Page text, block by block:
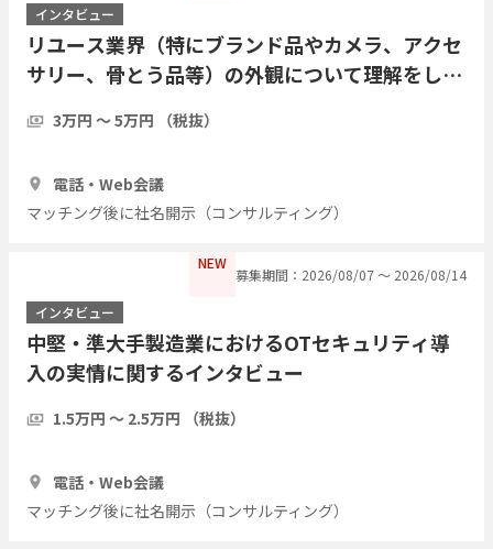
インタビュー
リユース業界（特にブランド品やカメラ、アクセ
サリー、骨とう品等）の外観について理解をした
3万円 〜 5万円 （税抜）
電話・Web会議
マッチング後に社名開示（コンサルティング）
NEW
募集期間：2026/08/07 〜 2026/08/14
インタビュー
中堅・準大手製造業におけるOTセキュリティ導
入の実情に関するインタビュー
1.5万円 〜 2.5万円 （税抜）
電話・Web会議
マッチング後に社名開示（コンサルティング）